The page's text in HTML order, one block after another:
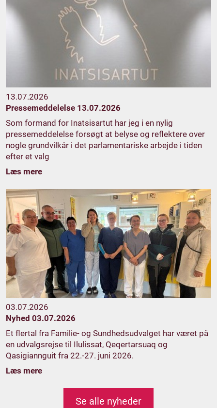
13.07.2026
Pressemeddelelse 13.07.2026
Som formand for Inatsisartut har jeg i en nylig
pressemeddelelse forsøgt at belyse og reflektere over
nogle grundvilkår i det parlamentariske arbejde i tiden
efter et valg
Læs mere
03.07.2026
Nyhed 03.07.2026
Et flertal fra Familie- og Sundhedsudvalget har været på
en udvalgsrejse til Ilulissat, Qeqertarsuaq og
Qasigiannguit fra 22.-27. juni 2026.
Læs mere
Se alle nyheder